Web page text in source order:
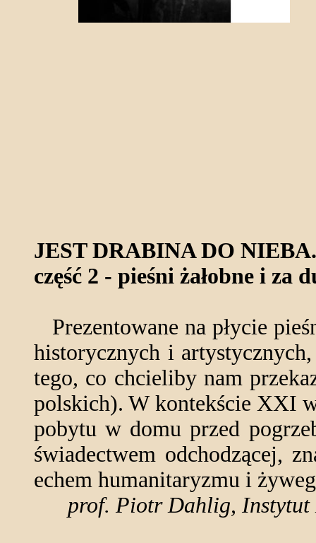
JEST DRABINA DO NIEBA.
część 2 - pieśni żałobne i za
Prezentowane na płycie
historycznych i
tego, co chcieliby nam
polskich). W kontekście XXI
pobytu w domu przed
świadectwem odchodzącej,
echem humanitaryzmu i
prof. Piotr Dahlig,